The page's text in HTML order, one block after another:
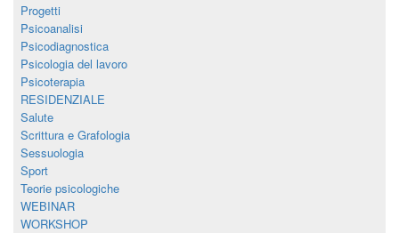
Progetti
Psicoanalisi
Psicodiagnostica
Psicologia del lavoro
Psicoterapia
RESIDENZIALE
Salute
Scrittura e Grafologia
Sessuologia
Sport
Teorie psicologiche
WEBINAR
WORKSHOP